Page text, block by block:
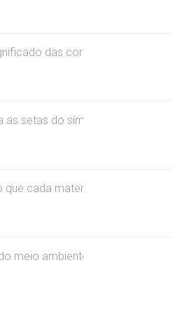
das cores da coleta
as setas do símbolo da reciclagem
que cada material demora para se
meio ambiente